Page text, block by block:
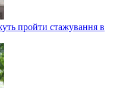
пройти стажування в